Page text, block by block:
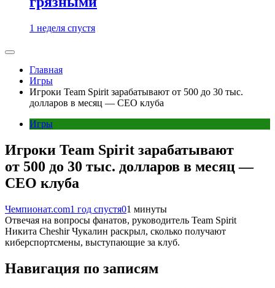
1 неделя спустя
Главная
Игры
Игроки Team Spirit зарабатывают от 500 до 30 тыс.
долларов в месяц — CEO клуба
Игры
Игроки Team Spirit зарабатывают
от 500 до 30 тыс. долларов в месяц —
CEO клуба
Чемпионат.com1 год спустя01 минуты
Отвечая на вопросы фанатов, руководитель Team Spirit
Никита Cheshir Чукалин раскрыл, сколько получают
киберспортсмены, выступающие за клуб.
Навигация по записям